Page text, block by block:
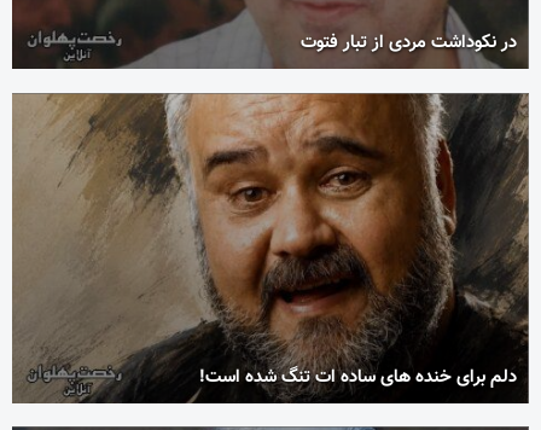
در نکوداشت مردی از تبار فتوت
دلم برای خنده های ساده ات تنگ شده است!